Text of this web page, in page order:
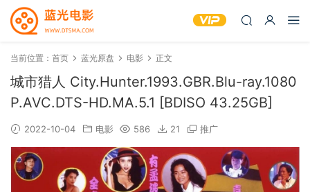
当前位置： 首页 蓝光原盘 电影 正文
城市猎人 City.Hunter.1993.GBR.Blu-ray.1080
P.AVC.DTS-HD.MA.5.1 [BDISO 43.25GB]
2022-10-04 电影 586 21 推广